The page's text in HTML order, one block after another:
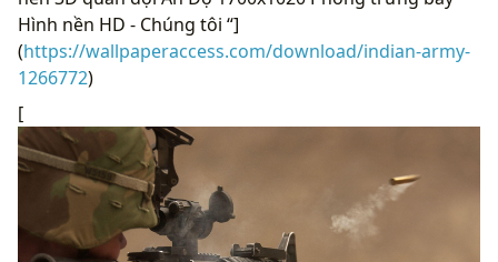
Hình nền HD - Chúng tôi “]
(https://wallpaperaccess.com/download/indian-army-
1266772)
[